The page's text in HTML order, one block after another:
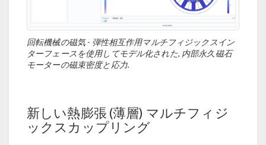
回転機械の磁気 - 弾性相互作用マルチフィジックスイン
ターフェースを使用してモデル化された, 内部永久磁石
モーターの磁束密度と応力.
新しい熱膨張 (薄層) マルチフィジ
ックスカップリング